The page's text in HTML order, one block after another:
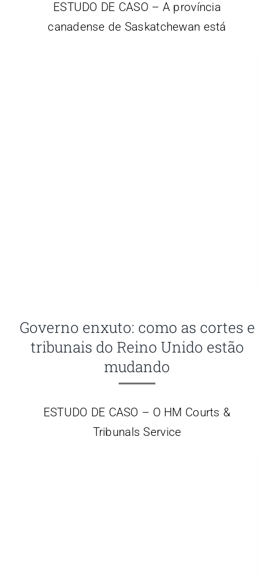
ESTUDO DE CASO – A província
canadense de Saskatchewan está
Governo enxuto: como as cortes e
tribunais do Reino Unido estão
mudando
ESTUDO DE CASO – O HM Courts &
Tribunals Service